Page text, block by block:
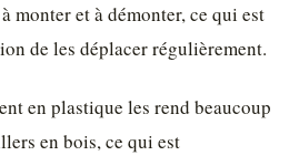
monter et à démonter, ce qui est
de les déplacer régulièrement.
en plastique les rend beaucoup
en bois, ce qui est